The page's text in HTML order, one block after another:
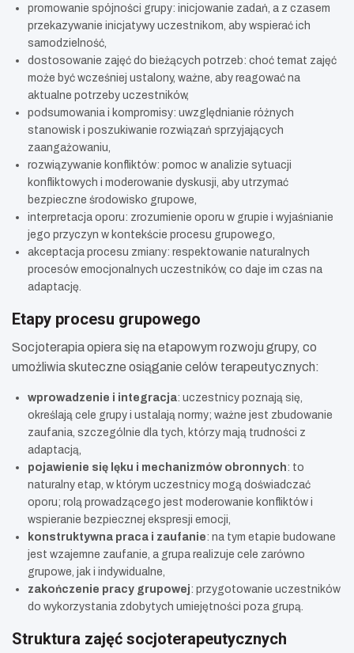
promowanie spójności grupy: inicjowanie zadań, a z czasem
przekazywanie inicjatywy uczestnikom, aby wspierać ich
samodzielność,
dostosowanie zajęć do bieżących potrzeb: choć temat zajęć
może być wcześniej ustalony, ważne, aby reagować na
aktualne potrzeby uczestników,
podsumowania i kompromisy: uwzględnianie różnych
stanowisk i poszukiwanie rozwiązań sprzyjających
zaangażowaniu,
rozwiązywanie konfliktów: pomoc w analizie sytuacji
konfliktowych i moderowanie dyskusji, aby utrzymać
bezpieczne środowisko grupowe,
interpretacja oporu: zrozumienie oporu w grupie i wyjaśnianie
jego przyczyn w kontekście procesu grupowego,
akceptacja procesu zmiany: respektowanie naturalnych
procesów emocjonalnych uczestników, co daje im czas na
adaptację.
Etapy procesu grupowego
Socjoterapia opiera się na etapowym rozwoju grupy, co
umożliwia skuteczne osiąganie celów terapeutycznych:
wprowadzenie i integracja: uczestnicy poznają się,
określają cele grupy i ustalają normy; ważne jest zbudowanie
zaufania, szczególnie dla tych, którzy mają trudności z
adaptacją,
pojawienie się lęku i mechanizmów obronnych: to
naturalny etap, w którym uczestnicy mogą doświadczać
oporu; rolą prowadzącego jest moderowanie konfliktów i
wspieranie bezpiecznej ekspresji emocji,
konstruktywna praca i zaufanie: na tym etapie budowane
jest wzajemne zaufanie, a grupa realizuje cele zarówno
grupowe, jak i indywidualne,
zakończenie pracy grupowej: przygotowanie uczestników
do wykorzystania zdobytych umiejętności poza grupą.
Struktura zajęć socjoterapeutycznych